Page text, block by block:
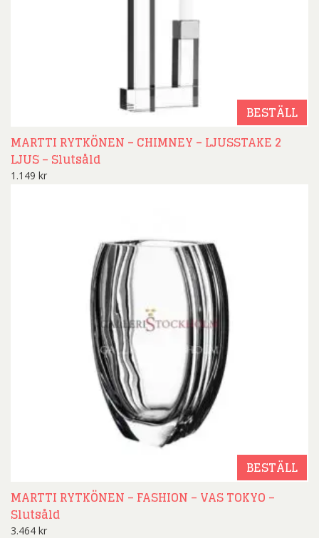
BESTÄLL
MARTTI RYTKÖNEN – CHIMNEY – LJUSSTAKE 2
LJUS – Slutsåld
1.149 kr
BESTÄLL
MARTTI RYTKÖNEN – FASHION – VAS TOKYO –
Slutsåld
3.464 kr